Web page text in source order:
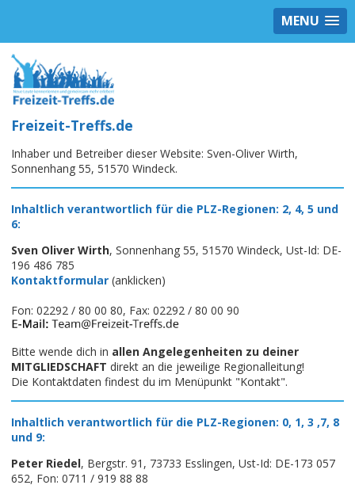
MENU
Freizeit-Treffs.de
Inhaber und Betreiber dieser Website: Sven-Oliver Wirth,
Sonnenhang 55, 51570 Windeck.
Inhaltlich verantwortlich für die PLZ-Regionen: 2, 4, 5 und
6:
Sven Oliver Wirth, Sonnenhang 55, 51570 Windeck, Ust-Id: DE-
196 486 785
Kontaktformular (anklicken)
Fon: 02292 / 80 00 80, Fax: 02292 / 80 00 90
Bitte wende dich in allen Angelegenheiten zu deiner
MITGLIEDSCHAFT direkt an die jeweilige Regionalleitung!
Die Kontaktdaten findest du im Menüpunkt "Kontakt".
Inhaltlich verantwortlich für die PLZ-Regionen: 0, 1, 3 ,7, 8
und 9:
Peter Riedel, Bergstr. 91, 73733 Esslingen, Ust-Id: DE-173 057
652, Fon: 0711 / 919 88 88